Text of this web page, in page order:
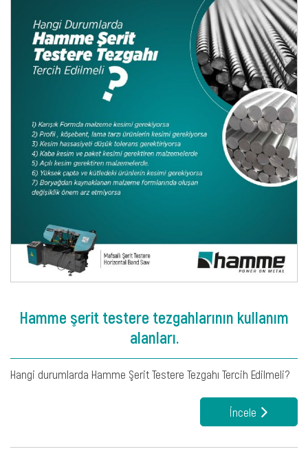
Hamme şerit testere tezgahlarının kullanım
alanları.
Hangi durumlarda Hamme Şerit Testere Tezgahı Tercih Edilmeli?
İncele